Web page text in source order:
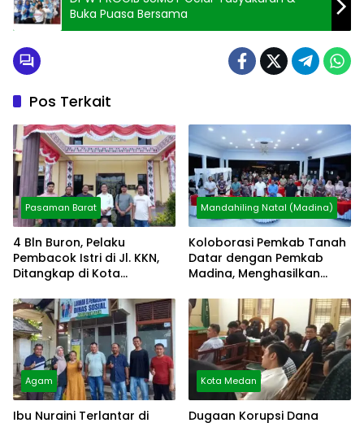
Buka Puasa Bersama
Pos Terkait
Pasaman Barat
4 Bln Buron, Pelaku
Pembacok Istri di Jl. KKN,
Ditangkap di Kota
Mandahiling Natal (Madina)
Koloborasi Pemkab Tanah
Datar dengan Pemkab
Madina, Menghasilkan
Agam
Ibu Nuraini Terlantar di
Kota Medan
Dugaan Korupsi Dana